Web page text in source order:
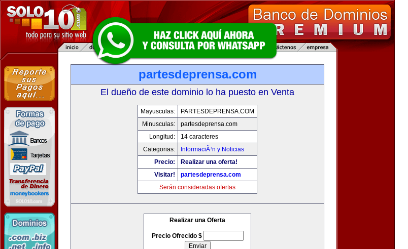
partesdeprensa.com
El dueño de este dominio lo ha puesto en Venta
Mayusculas:
PARTESDEPRENSA.COM
Minusculas:
partesdeprensa.com
Longitud:
14 caracteres
Categorias:
InformaciÃ³n y Noticias
Precio:
Realizar una oferta!
Visitar!
partesdeprensa.com
Serán consideradas ofertas
Realizar una Oferta
Precio Ofrecido $